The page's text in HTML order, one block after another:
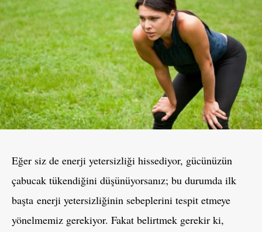
Eğer siz de enerji yetersizliği hissediyor, gücünüzün
çabucak tükendiğini düşünüyorsanız; bu durumda ilk
başta enerji yetersizliğinin sebeplerini tespit etmeye
yönelmemiz gerekiyor. Fakat belirtmek gerekir ki,